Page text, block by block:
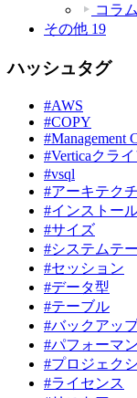
コラム
その他 19
ハッシュタグ
#AWS
#COPY
#Management
#Verticaクラ
#vsql
#アーキテク
#インストー
#サイズ
#システムテ
#セッション
#データ型
#テーブル
#バックアッ
#パフォーマ
#プロジェク
#ライセンス